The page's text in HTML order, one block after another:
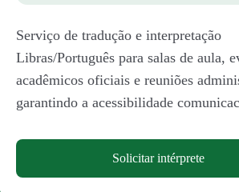
Serviço de tradução e interpretação
Libras/Português para salas de aula,
acadêmicos oficiais e reuniões
garantindo a acessibilidade
Solicitar intérprete